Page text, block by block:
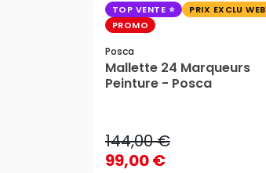
TOP VENTE
PRIX EXCLU WEB
PROMO
Posca
Mallette 24 Marqueurs
Peinture - Posca
144,00 €
99,00 €
144,00 €